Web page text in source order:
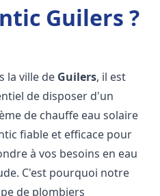
Guilers ?
la ville de Guilers, il est
de disposer d'un
de chauffe eau solaire
fiable et efficace pour
à vos besoins en eau
C'est pourquoi notre
de plombiers